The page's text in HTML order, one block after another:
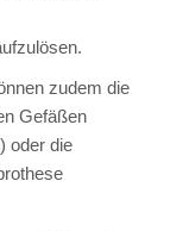
zudem die
Gefäßen
oder die